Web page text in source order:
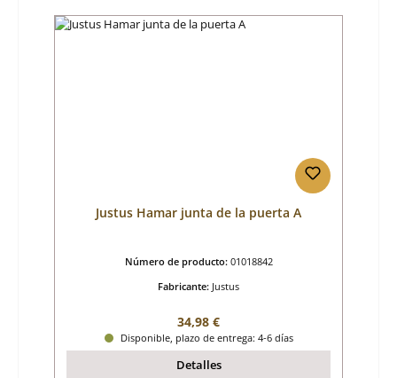
Justus Hamar junta de la puerta A
Número de producto: 01018842
Fabricante: Justus
Precio normal:
34,98 €
Disponible, plazo de entrega: 4-6 días
Detalles